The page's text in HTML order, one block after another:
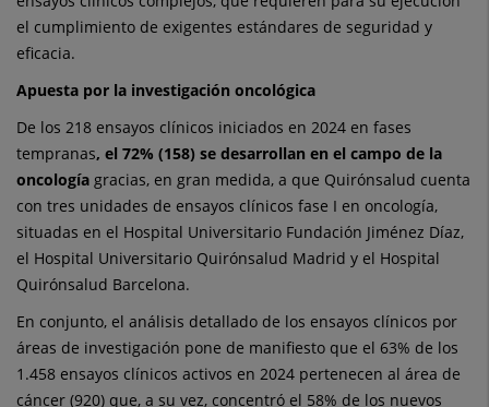
el cumplimiento de exigentes estándares de seguridad y
eficacia.
Apuesta por la investigación oncológica
De los 218 ensayos clínicos iniciados en 2024 en fases
tempranas, el 72% (158) se desarrollan en el campo de la
oncología gracias, en gran medida, a que Quirónsalud cuenta
con tres unidades de ensayos clínicos fase I en oncología,
situadas en el Hospital Universitario Fundación Jiménez Díaz,
el Hospital Universitario Quirónsalud Madrid y el Hospital
Quirónsalud Barcelona.
En conjunto, el análisis detallado de los ensayos clínicos por
áreas de investigación pone de manifiesto que el 63% de los
1.458 ensayos clínicos activos en 2024 pertenecen al área de
cáncer (920) que, a su vez, concentró el 58% de los nuevos